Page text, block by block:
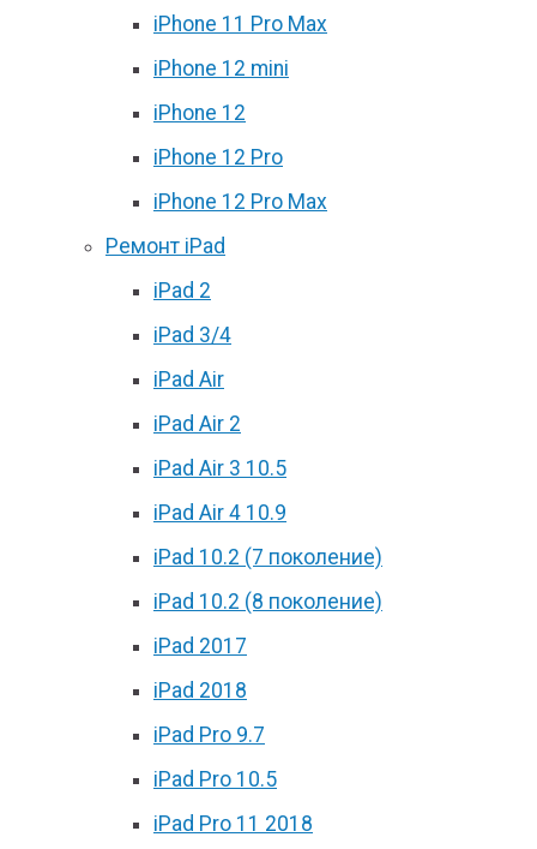
iPhone 11 Pro Max
iPhone 12 mini
iPhone 12
iPhone 12 Pro
iPhone 12 Pro Max
Ремонт iPad
iPad 2
iPad 3/4
iPad Air
iPad Air 2
iPad Air 3 10.5
iPad Air 4 10.9
iPad 10.2 (7 поколение)
iPad 10.2 (8 поколение)
iPad 2017
iPad 2018
iPad Pro 9.7
iPad Pro 10.5
iPad Pro 11 2018